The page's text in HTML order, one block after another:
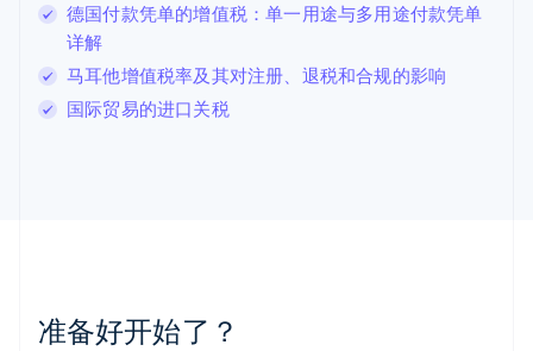
德国付款凭单的增值税：单一用途与多用途付款凭单
详解
马耳他增值税率及其对注册、退税和合规的影响
国际贸易的进口关税
准备好开始了？
列支敦士登
Deutsch
卢森堡
FrançaisDeutsch English
罗马尼亚
墨西哥
EspañolEnglish